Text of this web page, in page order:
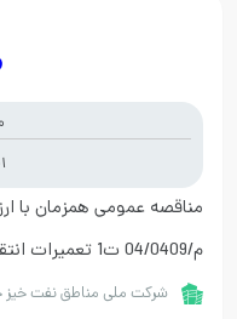
مناقصه عمومی همزمان با
واقع در فاز 54-57 و صد دستگاه شهرک نفت مرحله دو
شرکت ملی مناطق نفت